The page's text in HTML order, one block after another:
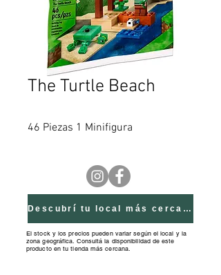
The Turtle Beach
46 Piezas 1 Minifigura
Descubrí tu local más cercano
El stock y los precios pueden variar según el local y la
zona geográfica. Consultá la disponibilidad de este
producto en tu tienda más cercana.